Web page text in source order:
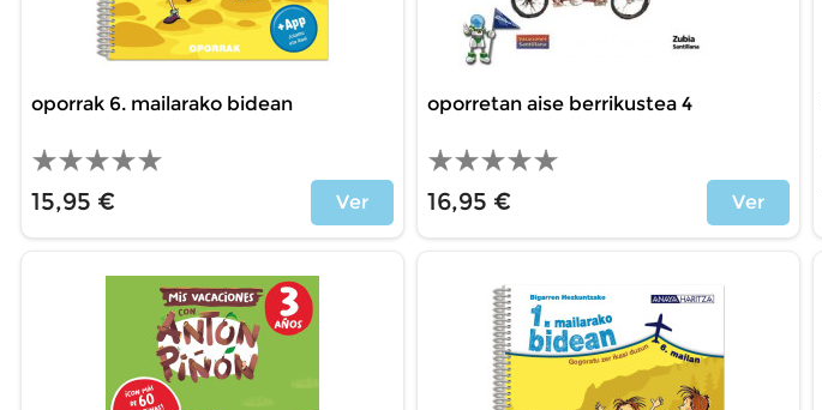
oporrak 6. mailarako bidean
15,95 € Ver
oporretan aise berrikustea 4
16,95 € Ver